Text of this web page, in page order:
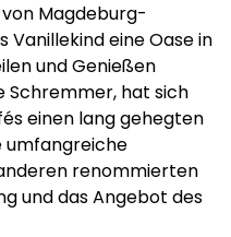
Magdeburg-
eine Oase in
und Genießen
Schremmer, hat sich
einen lang gehegten
umfangreiche
renommierten
und das Angebot des